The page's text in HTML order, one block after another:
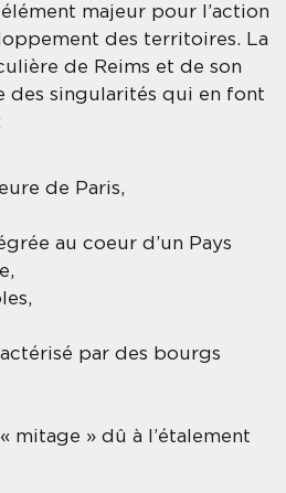
majeur pour l’action
des territoires. La
de Reims et de son
des singularités qui en font
de Paris,
au coeur d’un Pays
par des bourgs
mitage » dû à l’étalement